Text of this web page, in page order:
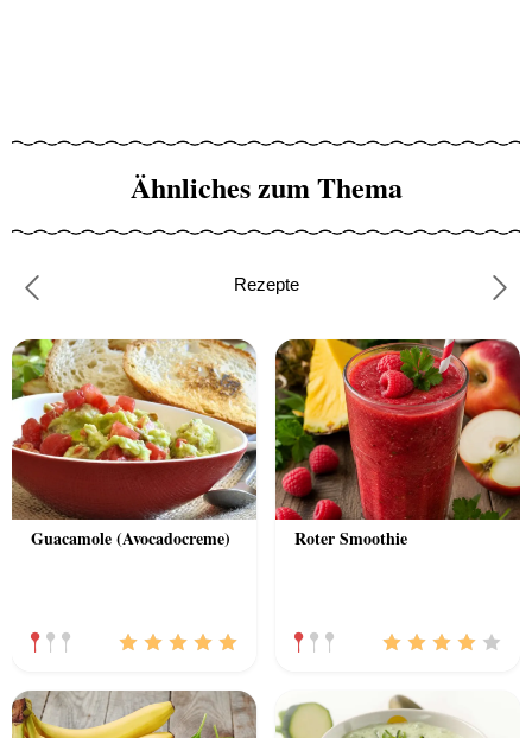
Ähnliches zum Thema
Rezepte
Guacamole (Avocadocreme) Roter Smoothie